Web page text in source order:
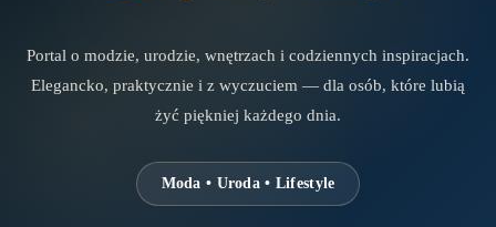
Portal o modzie, urodzie, wnętrzach i codziennych inspiracjach.
Elegancko, praktycznie i z wyczuciem — dla osób, które lubią
żyć piękniej każdego dnia.
Moda • Uroda • Lifestyle